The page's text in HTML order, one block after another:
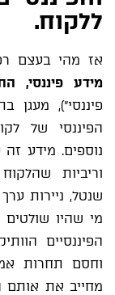
ללקוח.
אז מהי בעצם
מידע פיננסי,
פיננסי"), מעגן
הפיננסי של
נוספים. מידע
וריביות
שנטל, ניירות
מי שהיו
הפיננסיים
וחסם תחרות
מחייב את אותם